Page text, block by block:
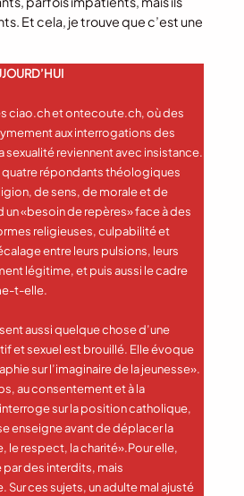
Et cela, je trouve que c’est une
ciao.ch et ontecoute.ch, où des
aux interrogations des
sexualité reviennent avec insistance.
quatre répondants théologiques
de sens, de morale et de
«besoin de repères» face à des
religieuses, culpabilité et
entre leurs pulsions, leurs
légitime, et puis aussi le cadre
t-elle.
aussi quelque chose d’une
et sexuel est brouillé. Elle évoque
sur l’imaginaire de la jeunesse».
au consentement et à la
sur la position catholique,
enseigne avant de déplacer la
le respect, la charité».Pour elle,
par des interdits, mais
Sur ces sujets, un adulte mal ajusté